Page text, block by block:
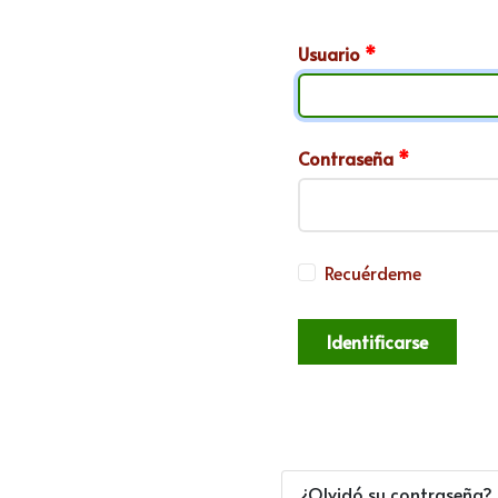
Usuario*
Contraseña*
Recuérdeme
Identificarse
¿Olvidó su contraseña?